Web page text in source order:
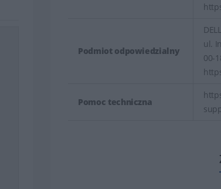
Podmiot odpowiedzialny
ul.
00-
Pomoc techniczna